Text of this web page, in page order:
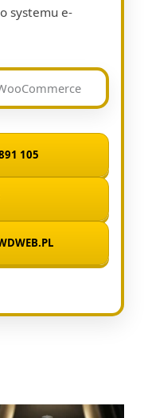
systemu e-
105